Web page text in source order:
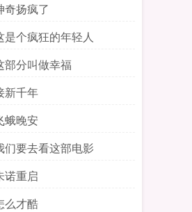
奇扬疯了
个疯狂的年轻人
部分叫做幸福
新千年
蛾晚安
们要去看这部电影
诺重启
么才酷